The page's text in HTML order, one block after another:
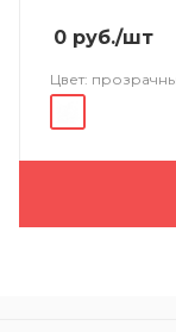
0 руб./шт
Цвет: